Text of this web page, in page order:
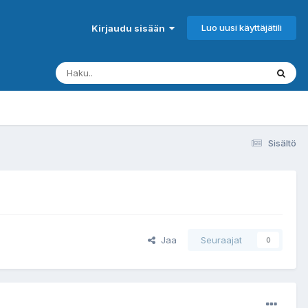
Kirjaudu sisään Luo uusi käyttäjätili
Sisältö
Jaa Seuraajat 0